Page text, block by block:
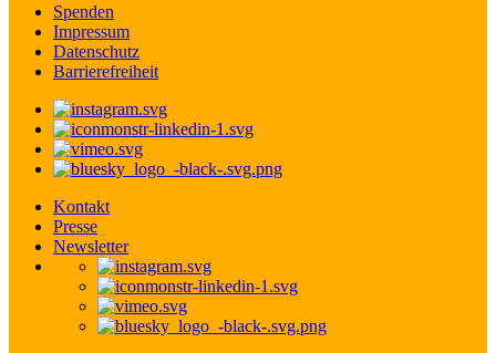
Spenden
Impressum
Datenschutz
Barrierefreiheit
Kontakt
Presse
Newsletter